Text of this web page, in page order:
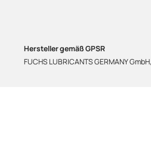
Hersteller gemäß GPSR
FUCHS LUBRICANTS GERMANY